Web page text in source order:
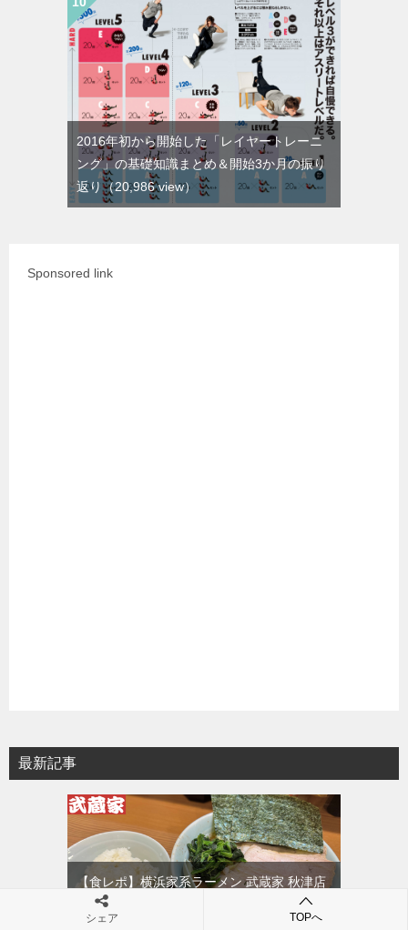
2016年初から開始した「レイヤートレーニ
ング」の基礎知識まとめ＆開始3か月の振り
返り（20,986 view）
Sponsored link
最新記事
【食レポ】横浜家系ラーメン 武蔵家 秋津店
｜チャーシューメン並（硬め・濃いめ・多
め）+チャーシュー+ライス×3
シェア TOPへ